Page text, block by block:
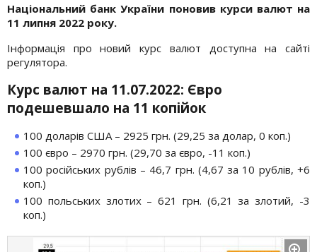
Національний банк України поновив курси валют на
11 липня 2022 року.
Інформація про новий курс валют доступна на сайті
регулятора.
Курс валют на 11.07.2022: Євро
подешевшало на 11 копійок
100 доларів США – 2925 грн. (29,25 за долар, 0 коп.)
100 євро – 2970 грн. (29,70 за євро, -11 коп.)
100 російських рублів – 46,7 грн. (4,67 за 10 рублів, +6
коп.)
100 польських злотих – 621 грн. (6,21 за злотий, -3
коп.)